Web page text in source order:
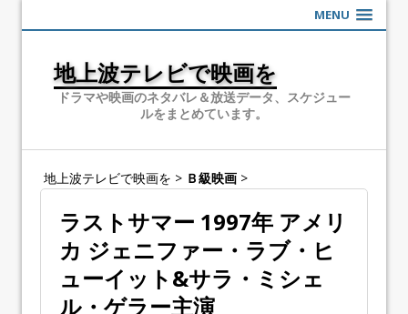
MENU
地上波テレビで映画を
ドラマや映画のネタバレ＆放送データ、スケジュー
ルをまとめています。
地上波テレビで映画を > Ｂ級映画 >
ラストサマー 1997年 アメリ
カ ジェニファー・ラブ・ヒ
ューイット&サラ・ミシェ
ル・ゲラー主演